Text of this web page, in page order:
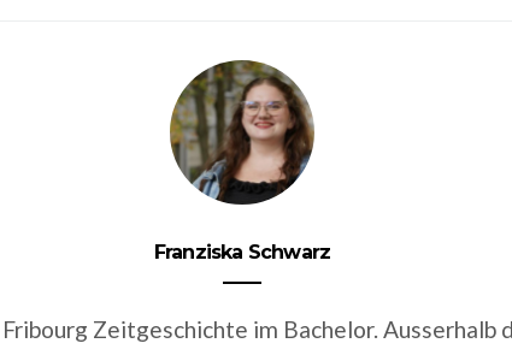
Franziska Schwarz
Zeitgeschichte im Bachelor. Ausserhalb